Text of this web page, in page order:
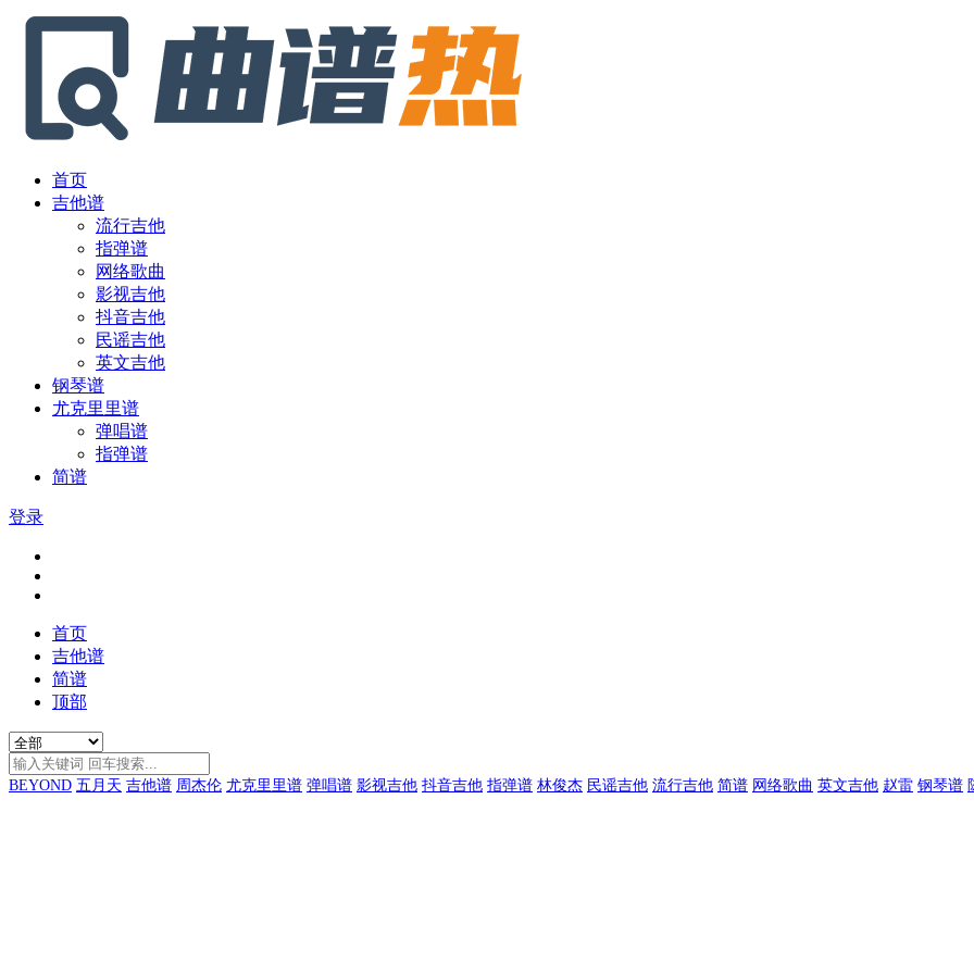
首页
吉他谱
流行吉他
指弹谱
网络歌曲
影视吉他
抖音吉他
民谣吉他
英文吉他
钢琴谱
尤克里里谱
弹唱谱
指弹谱
简谱
登录
首页
吉他谱
简谱
顶部
BEYOND 五月天 吉他谱 周杰伦 尤克里里谱 弹唱谱 影视吉他 抖音吉他 指弹谱 林俊杰 民谣吉他 流行吉他 简谱 网络歌曲 英文吉他 赵雷 钢琴谱